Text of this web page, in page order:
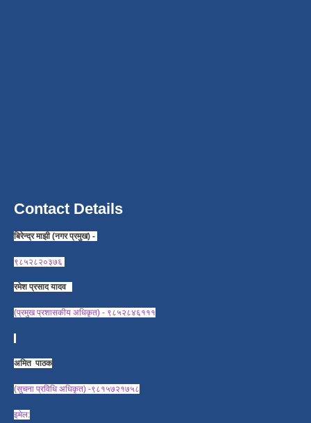
Contact Details
बिरेन्द्र माझी (नगर प्रमुख) -
९८५२८२०३७६
रमेश प्रसाद यादव
(प्रमुख प्रशासकीय अधिकृत) - ९८५२८४६१११
अमित पाठक
(सुचना प्रविधि अधिकृत) -९८१५७२१७५८
इमेल: